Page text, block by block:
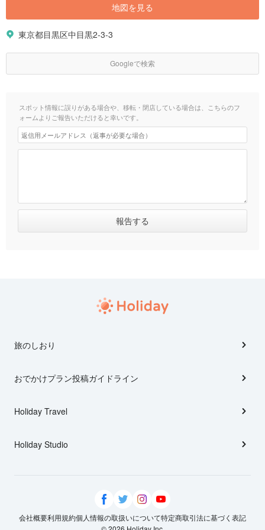
地図を見る
東京都目黒区中目黒2-3-3
Googleで検索
スポット情報に誤りがある場合や、移転・閉店している場合は、こちらのフ
ォームよりご報告いただけると幸いです。
旅のしおり
おでかけプラン投稿ガイドライン
Holiday Travel
Holiday Studio
会社概要利用規約個人情報の取扱いについて特定商取引法に基づく表記